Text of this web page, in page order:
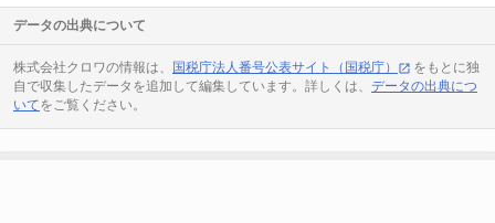
データの出典について
株式会社クロワの情報は、 国税庁法人番号公表サイト（国税庁）
をもとに独
自で収集したデータを追加して編集しています。詳しくは、 データの出典につ
いてをご覧ください。